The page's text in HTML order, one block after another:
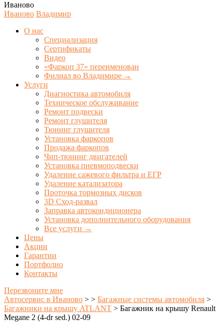
Иваново
Иваново Владимир
О нас
Специализация
Сертификаты
Видео
«Фаркоп 37» переименован
Филиал во Владимире →
Услуги
Диагностика автомобиля
Техническое обслуживание
Ремонт подвески
Ремонт глушителя
Тюнинг глушителя
Установка фаркопов
Продажа фаркопов
Чип-тюнинг двигателей
Установка пневмоподвески
Удаление сажевого фильтра и ЕГР
Удаление катализатора
Проточка тормозных дисков
3D Сход-развал
Заправка автокондиционера
Установка дополнительного оборудования
Все услуги →
Цены
Акции
Гарантии
Портфолио
Контакты
Перезвоните мне
Автосервис в Иваново > > Багажные системы автомобиля >
Багажники на крышу ATLANT > Багажник на крышу Renault
Megane 2 (4-dr sed.) 02-09